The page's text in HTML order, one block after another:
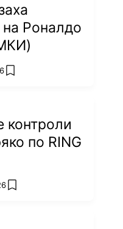
на Роналдо
add favorites
контроли
по RING
add favorites